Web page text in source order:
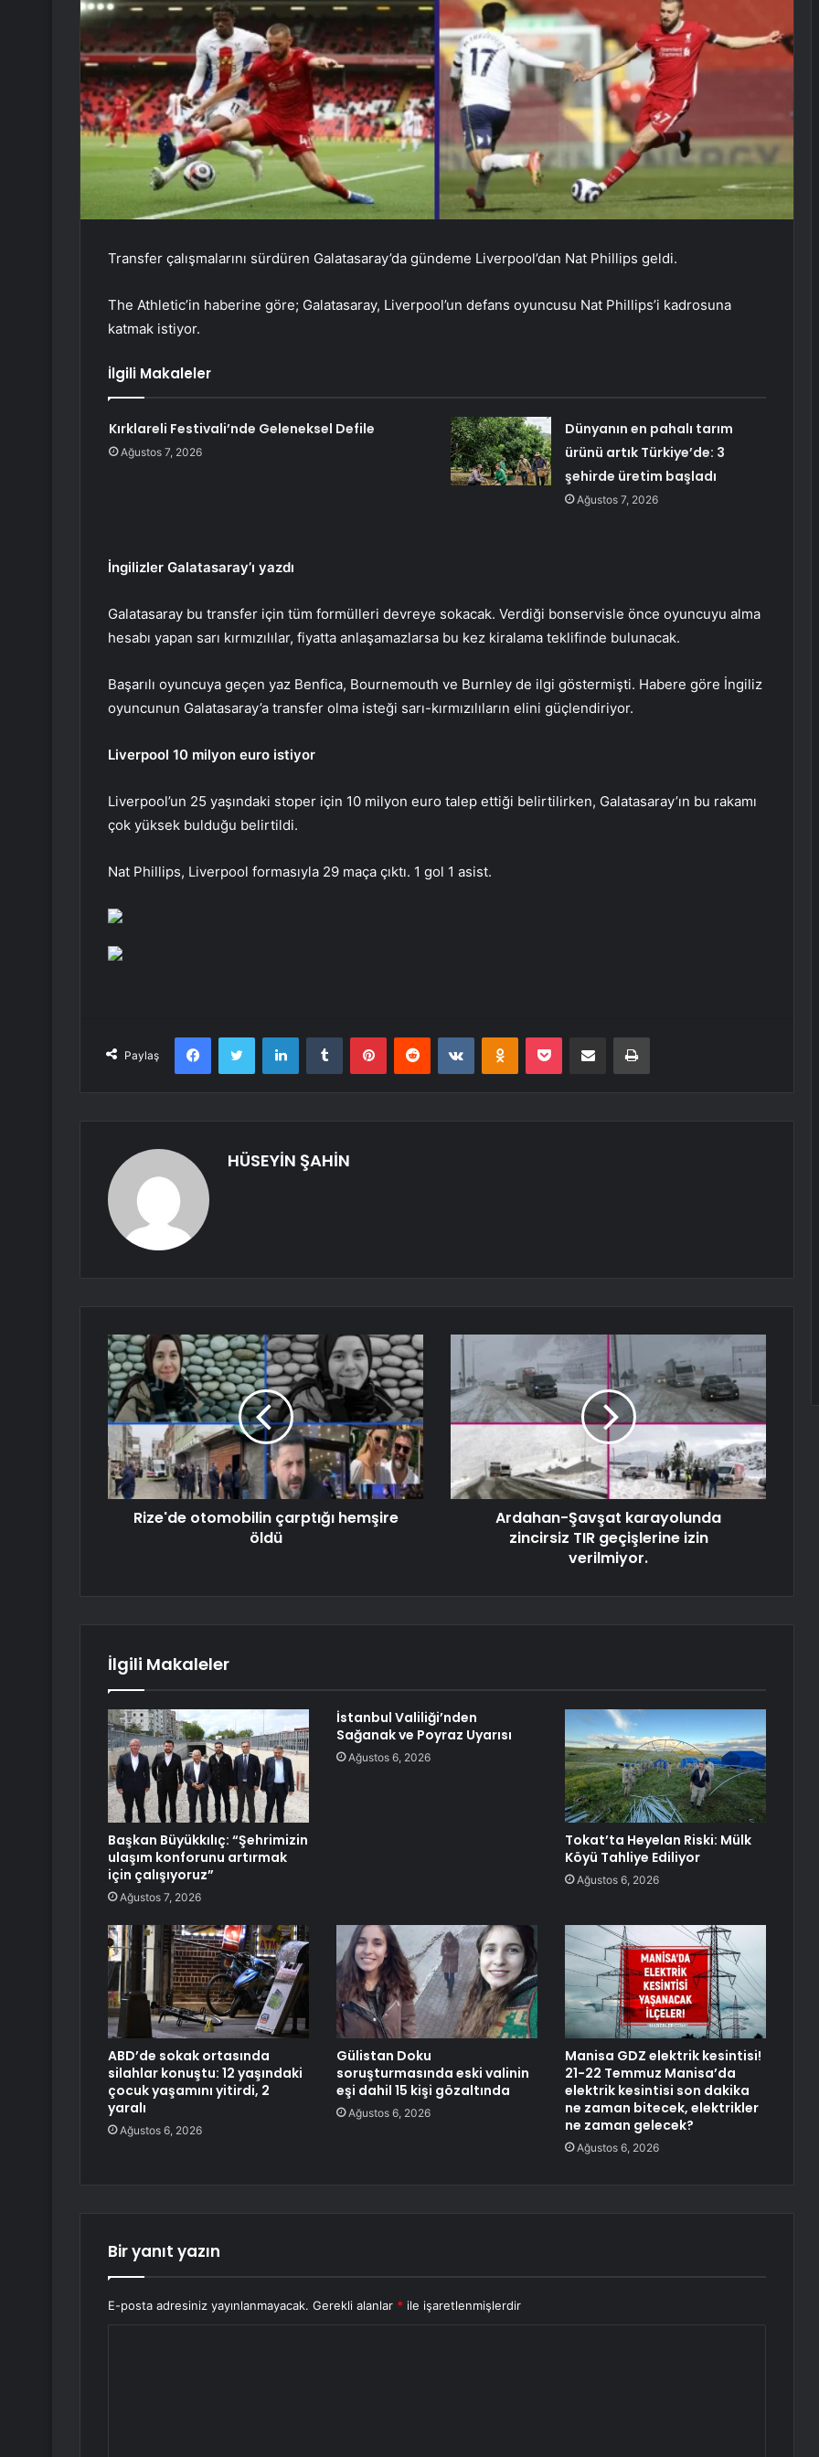
Transfer çalışmalarını sürdüren Galatasaray’da gündeme Liverpool’dan Nat Phillips geldi.
The Athletic’in haberine göre; Galatasaray, Liverpool’un defans oyuncusu Nat Phillips’i kadrosuna
katmak istiyor.
İlgili Makaleler
Kırklareli Festivali’nde Geleneksel Defile
Ağustos 7, 2026
Dünyanın en pahalı tarım
ürünü artık Türkiye’de: 3
şehirde üretim başladı
Ağustos 7, 2026
İngilizler Galatasaray’ı yazdı
Galatasaray bu transfer için tüm formülleri devreye sokacak. Verdiği bonservisle önce oyuncuyu alma
hesabı yapan sarı kırmızılılar, fiyatta anlaşamazlarsa bu kez kiralama teklifinde bulunacak.
Başarılı oyuncuya geçen yaz Benfica, Bournemouth ve Burnley de ilgi göstermişti. Habere göre İngiliz
oyuncunun Galatasaray’a transfer olma isteği sarı-kırmızılıların elini güçlendiriyor.
Liverpool 10 milyon euro istiyor
Liverpool’un 25 yaşındaki stoper için 10 milyon euro talep ettiği belirtilirken, Galatasaray’ın bu rakamı
çok yüksek bulduğu belirtildi.
Nat Phillips, Liverpool formasıyla 29 maça çıktı. 1 gol 1 asist.
Paylaş
FacebookTwitter LinkedInTumblr PinterestReddit VKontakteOdnoklassniki
Pocket E-Posta ile paylaş Yazdır
HÜSEYİN ŞAHİN
Rize'de otomobilin çarptığı hemşire
öldü
Ardahan-Şavşat karayolunda
zincirsiz TIR geçişlerine izin
verilmiyor.
İlgili Makaleler
Başkan Büyükkılıç: “Şehrimizin
ulaşım konforunu artırmak
için çalışıyoruz”
Ağustos 7, 2026
İstanbul Valiliği’nden
Sağanak ve Poyraz Uyarısı
Ağustos 6, 2026
Tokat’ta Heyelan Riski: Mülk
Köyü Tahliye Ediliyor
Ağustos 6, 2026
ABD’de sokak ortasında
silahlar konuştu: 12 yaşındaki
çocuk yaşamını yitirdi, 2
yaralı
Ağustos 6, 2026
Gülistan Doku
soruşturmasında eski valinin
eşi dahil 15 kişi gözaltında
Ağustos 6, 2026
Manisa GDZ elektrik kesintisi!
21-22 Temmuz Manisa’da
elektrik kesintisi son dakika
ne zaman bitecek, elektrikler
ne zaman gelecek?
Ağustos 6, 2026
Bir yanıt yazın
E-posta adresiniz yayınlanmayacak. Gerekli alanlar * ile işaretlenmişlerdir